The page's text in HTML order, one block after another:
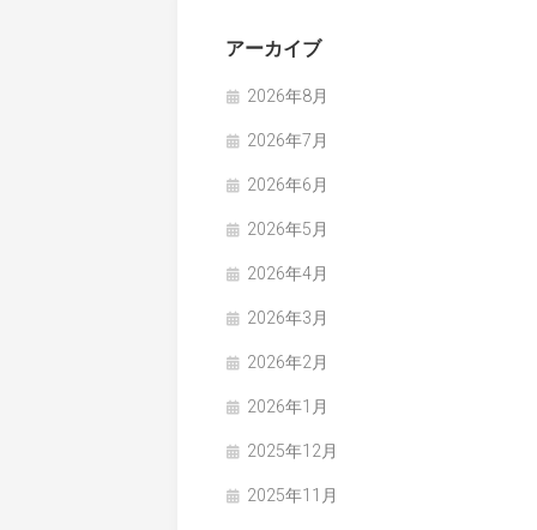
アーカイブ
2026年8月
2026年7月
2026年6月
2026年5月
2026年4月
2026年3月
2026年2月
2026年1月
2025年12月
2025年11月